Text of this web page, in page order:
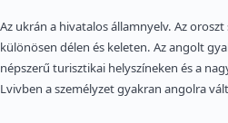
Az ukrán a hivatalos államnyelv. Az
különösen délen és keleten. Az angolt
népszerű turisztikai helyszíneken és a
Lvivben a személyzet gyakran angolra